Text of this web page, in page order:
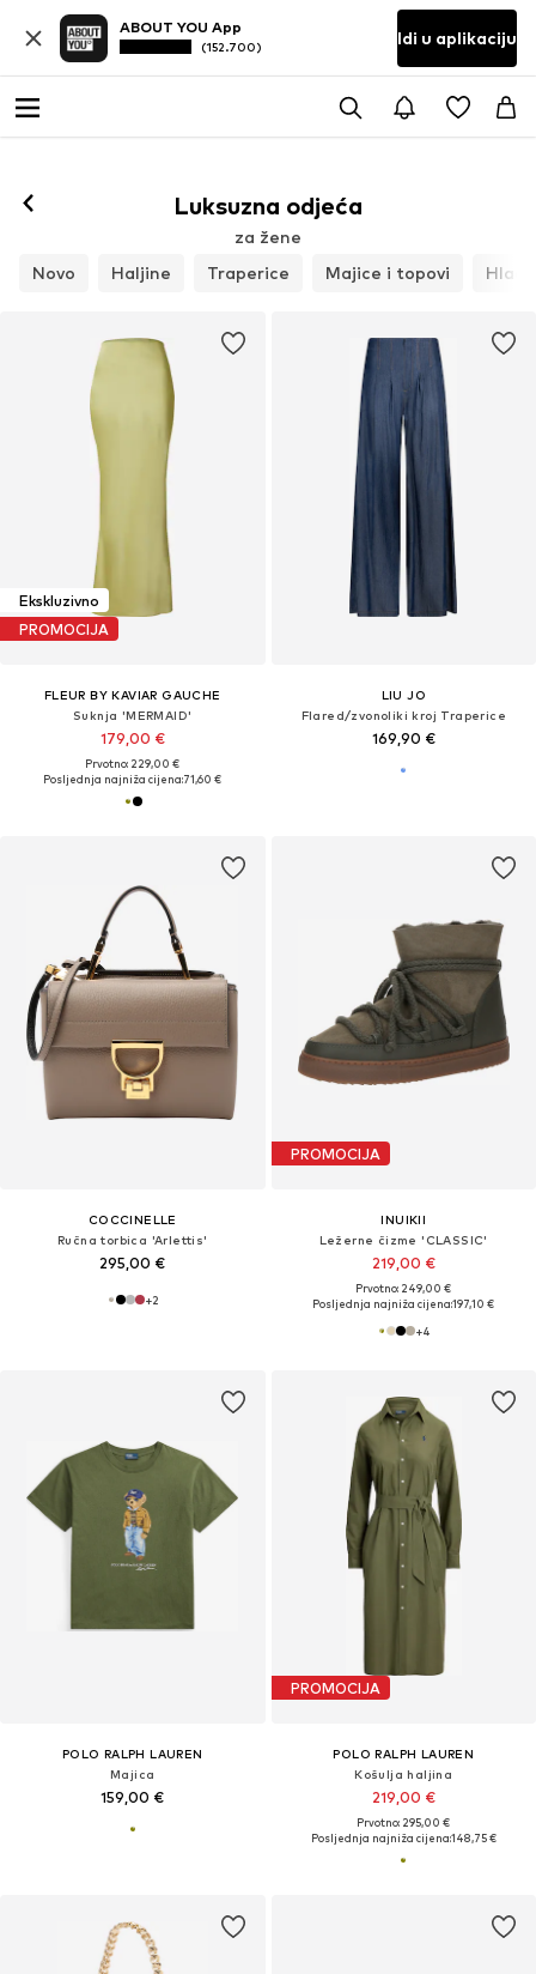
ABOUT YOU App
(152.700) Idi u aplikaciju
Luksuzna odjeća
za žene
Novo
Haljine Traperice Majice i topovi Hlače
Ekskluzivno
PROMOCIJA
FLEUR BY KAVIAR GAUCHE
Suknja 'MERMAID'
179,00 €
Prvotno: 229,00 €
Posljednja najniža cijena:71,60 €
LIU JO
Flared/zvonoliki kroj Traperice
169,90 €
COCCINELLE
Ručna torbica 'Arlettis'
295,00 €
+2
PROMOCIJA
INUIKII
Ležerne čizme 'CLASSIC'
219,00 €
Prvotno: 249,00 €
Posljednja najniža cijena:197,10 €
+4
POLO RALPH LAUREN
Majica
159,00 €
PROMOCIJA
POLO RALPH LAUREN
Košulja haljina
219,00 €
Prvotno: 295,00 €
Posljednja najniža cijena:148,75 €